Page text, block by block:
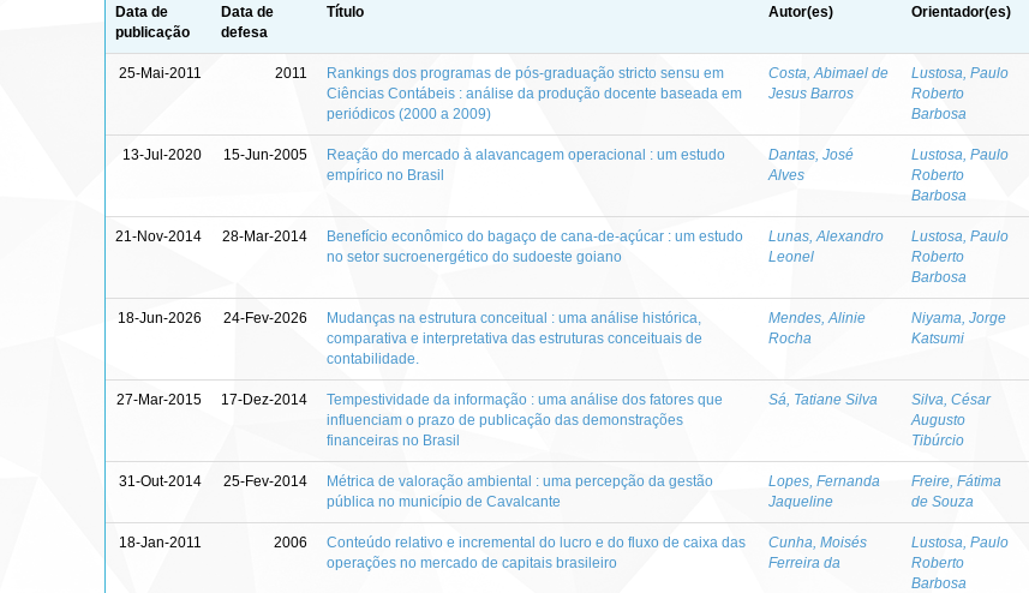
Data de
publicação
Data de
defesa
Título Autor(es) Orientador(es)
25-Mai-2011 2011
Rankings dos programas de pós-graduação stricto sensu em
Ciências Contábeis : análise da produção docente baseada em
periódicos (2000 a 2009)
Costa, Abimael de
Jesus Barros
Lustosa, Paulo
Roberto
Barbosa
13-Jul-2020 15-Jun-2005
Reação do mercado à alavancagem operacional : um estudo
empírico no Brasil
Dantas, José
Alves
Lustosa, Paulo
Roberto
Barbosa
21-Nov-2014 28-Mar-2014
Benefício econômico do bagaço de cana-de-açúcar : um estudo
no setor sucroenergético do sudoeste goiano
Lunas, Alexandro
Leonel
Lustosa, Paulo
Roberto
Barbosa
18-Jun-2026 24-Fev-2026
Mudanças na estrutura conceitual : uma análise histórica,
comparativa e interpretativa das estruturas conceituais de
contabilidade.
Mendes, Alinie
Rocha
Niyama, Jorge
Katsumi
27-Mar-2015 17-Dez-2014
Tempestividade da informação : uma análise dos fatores que
influenciam o prazo de publicação das demonstrações
financeiras no Brasil
Sá, Tatiane Silva
Silva, César
Augusto
Tibúrcio
31-Out-2014 25-Fev-2014
Métrica de valoração ambiental : uma percepção da gestão
pública no município de Cavalcante
Lopes, Fernanda
Jaqueline
Freire, Fátima
de Souza
18-Jan-2011 2006
Conteúdo relativo e incremental do lucro e do fluxo de caixa das
operações no mercado de capitais brasileiro
Cunha, Moisés
Ferreira da
Lustosa, Paulo
Roberto
Barbosa